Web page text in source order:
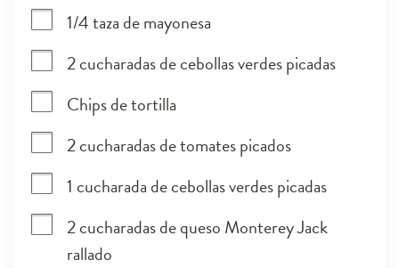
1/4 taza de mayonesa
2 cucharadas de cebollas verdes picadas
Chips de tortilla
2 cucharadas de tomates picados
1 cucharada de cebollas verdes picadas
2 cucharadas de queso Monterey Jack
rallado